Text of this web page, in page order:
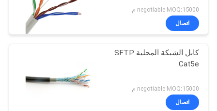
negotiable MOQ:15000 م
اتصال
كابل الشبكة المحلية SFTP
Cat5e
negotiable MOQ:15000 م
اتصال